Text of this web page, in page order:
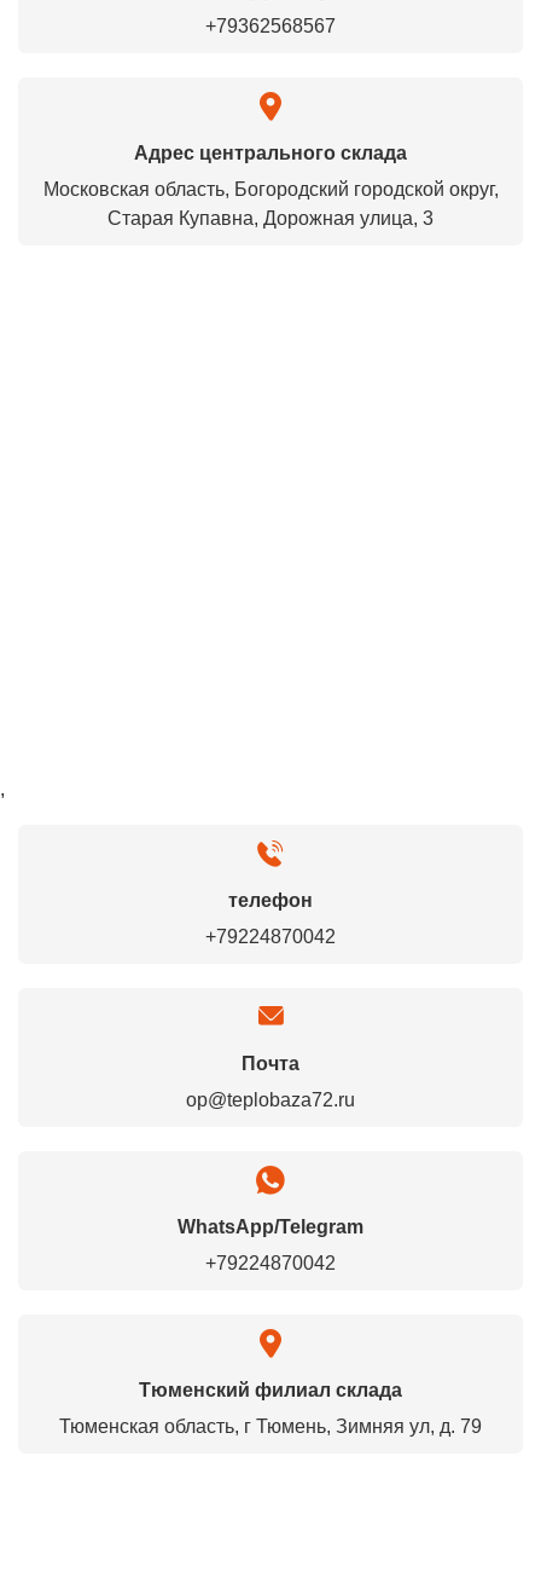
+79362568567
Адрес центрального склада
Московская область, Богородский городской округ,
Старая Купавна, Дорожная улица, 3
,
телефон
+79224870042
Почта
op@teplobaza72.ru
WhatsApp/Telegram
+79224870042
Тюменский филиал склада
Тюменская область, г Тюмень, Зимняя ул, д. 79